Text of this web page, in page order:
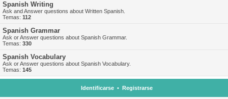
Spanish Writing
Ask and Answer questions about Written Spanish.
Temas: 112
Spanish Grammar
Ask or Answer questions about Spanish Grammar.
Temas: 330
Spanish Vocabulary
Ask or Answer questions about Spanish Vocabulary.
Temas: 145
Identificarse• Registrarse